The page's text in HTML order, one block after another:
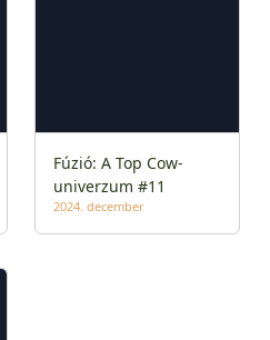
Fúzió: A Top Cow-
univerzum #11
2024. december